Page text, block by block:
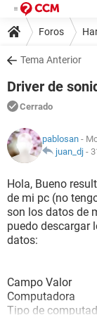
Foros
Tema Anterior
Driver de
Cerrado
pablosan -
juan_dj -
Hola, Bueno
de mi pc (no
son los datos de
puedo descargar
datos:
Campo Valor
Computadora
Tipo de